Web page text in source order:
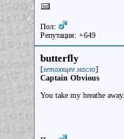
Пол:
Репутация: +649
butterfly
[летающее масло]
Captain Obvious
You take my breathe away..